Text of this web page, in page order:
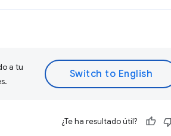
a tu
¿Te ha resultado útil?